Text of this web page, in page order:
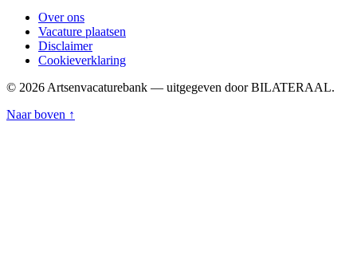
Over ons
Vacature plaatsen
Disclaimer
Cookieverklaring
© 2026 Artsenvacaturebank — uitgegeven door BILATERAAL.
Naar boven ↑